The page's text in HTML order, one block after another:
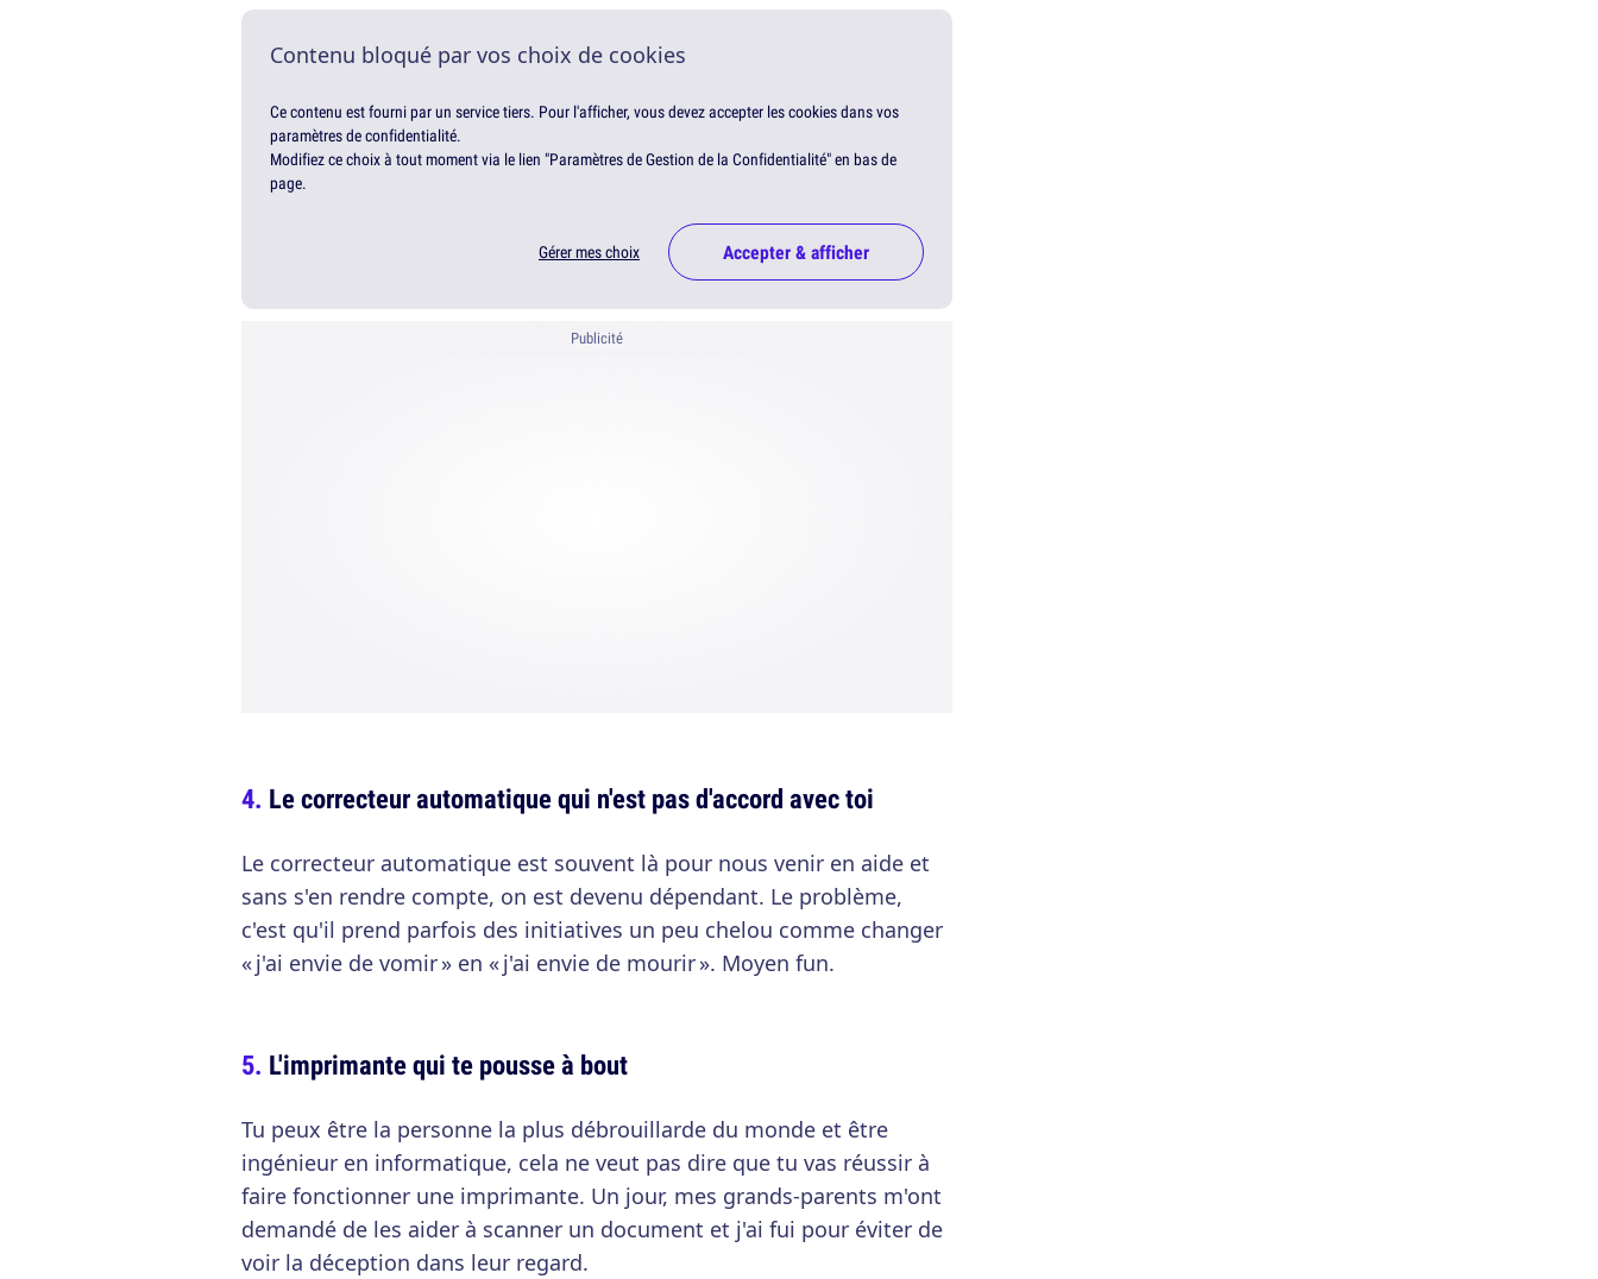
Contenu bloqué par vos choix de cookies
Ce contenu est fourni par un service tiers. Pour l'afficher, vous devez accepter les cookies dans vos
paramètres de confidentialité.
Modifiez ce choix à tout moment via le lien "Paramètres de Gestion de la Confidentialité" en bas de
page.
Gérer mes choix Accepter & afficher
Publicité
Le correcteur automatique qui n'est pas d'accord avec toi
Le correcteur automatique est souvent là pour nous venir en aide et
sans s'en rendre compte, on est devenu dépendant. Le problème,
c'est qu'il prend parfois des initiatives un peu chelou comme changer
« j'ai envie de vomir » en « j'ai envie de mourir ». Moyen fun.
L'imprimante qui te pousse à bout
Tu peux être la personne la plus débrouillarde du monde et être
ingénieur en informatique, cela ne veut pas dire que tu vas réussir à
faire fonctionner une imprimante. Un jour, mes grands-parents m'ont
demandé de les aider à scanner un document et j'ai fui pour éviter de
voir la déception dans leur regard.